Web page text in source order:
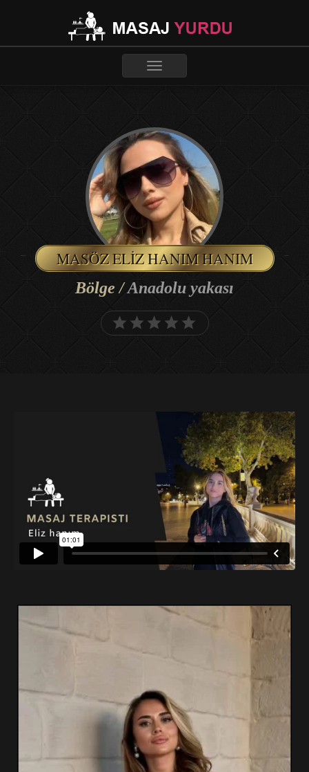
Toggle
MASÖZ ELIZ HANIM HANIM
Bölge /Anadolu yakası